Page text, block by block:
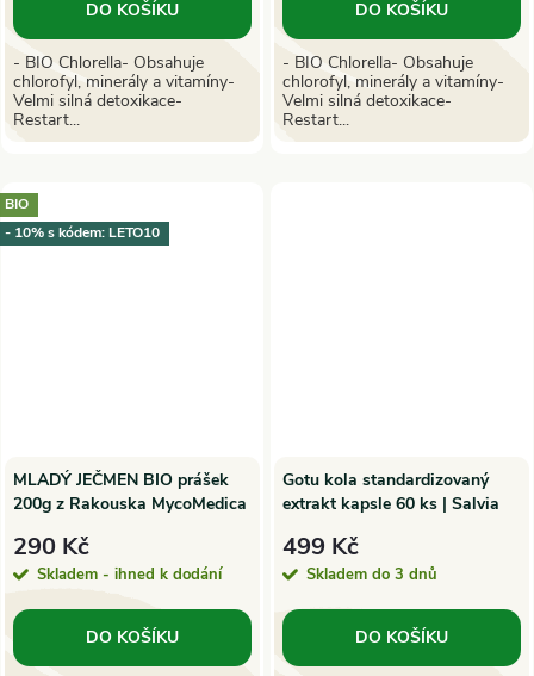
DO KOŠÍKU
- BIO Chlorella- Obsahuje
chlorofyl, minerály a vitamíny-
Velmi silná detoxikace-
Restart...
DO KOŠÍKU
- BIO Chlorella- Obsahuje
chlorofyl, minerály a vitamíny-
Velmi silná detoxikace-
Restart...
BIO
- 10% s kódem: LETO10
MLADÝ JEČMEN BIO prášek
200g z Rakouska MycoMedica
290 Kč
Skladem - ihned k dodání
DO KOŠÍKU
Gotu kola standardizovaný
extrakt kapsle 60 ks | Salvia
499 Kč
Skladem do 3 dnů
DO KOŠÍKU